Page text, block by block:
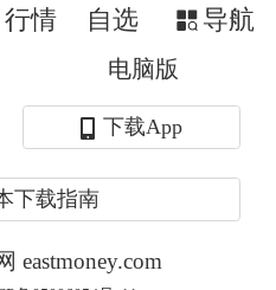
发挥资源配置和自
回顾过去20年人民
现人民币对美元既
币汇率又回到7块
的是，人民币汇
行情 自选 导航
电脑版
下载App
下载指南
eastmoney.com